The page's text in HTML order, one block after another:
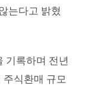
는다고 밝혔
기록하며 전년
식환매 규모